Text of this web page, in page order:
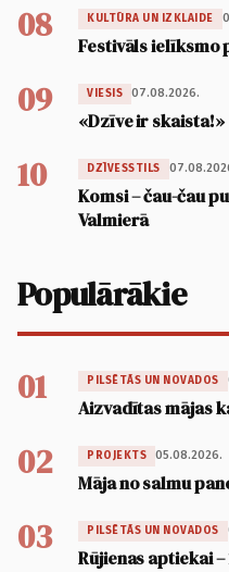
08 KULTŪRA UN IZKLAIDE
Festivāls ielīksmo
09 VIESIS 07.08.2026.
«Dzīve ir skaista!»
10 DZĪVESSTILS
Komsi – čau-čau
Valmierā
Populārākie
01 PILSĒTĀS UN NOVADOS
Aizvadītas mājas
02 PROJEKTS 05.08.2026.
Māja no salmu
03 PILSĒTĀS UN NOVADOS
Rūjienas aptiekai –